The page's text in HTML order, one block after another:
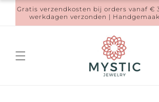
Meteen
naar de
content
Gratis verzendkosten bij orders vanaf €
werkdagen verzonden |